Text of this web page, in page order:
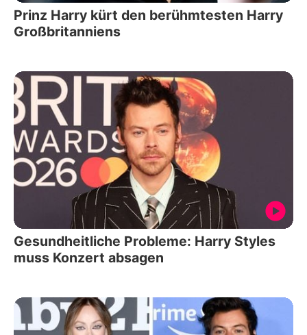
Prinz Harry kürt den berühmtesten Harry
Großbritanniens
Gesundheitliche Probleme: Harry Styles
muss Konzert absagen